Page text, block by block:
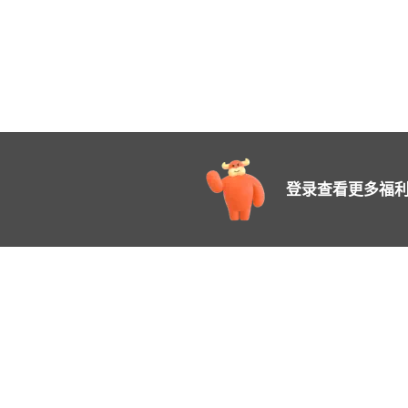
登录查看更多福